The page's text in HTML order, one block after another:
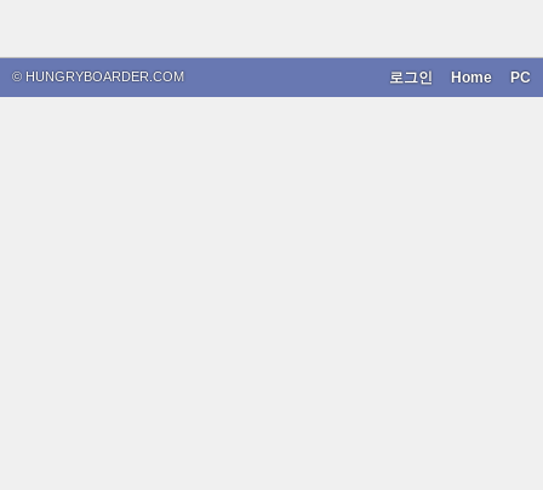
© HUNGRYBOARDER.COM PC
Home
로그인